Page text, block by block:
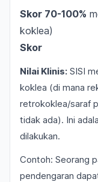
Skor 70-100%
koklea)
Skor
Nilai Klinis: SISI
koklea (di mana
retrokoklea/saraf
tidak ada). Ini
dilakukan.
Contoh: Seorang
pendengaran